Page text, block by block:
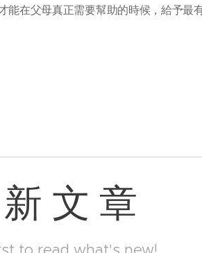
能在父母真正需要幫助的時候，給予最
文 章